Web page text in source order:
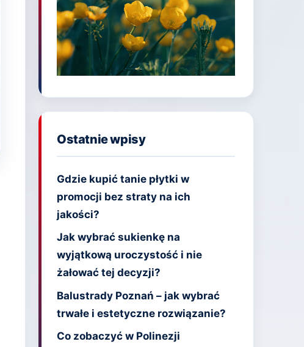
Ostatnie wpisy
Gdzie kupić tanie płytki w
promocji bez straty na ich
jakości?
Jak wybrać sukienkę na
wyjątkową uroczystość i nie
żałować tej decyzji?
Balustrady Poznań – jak wybrać
trwałe i estetyczne rozwiązanie?
Co zobaczyć w Polinezji